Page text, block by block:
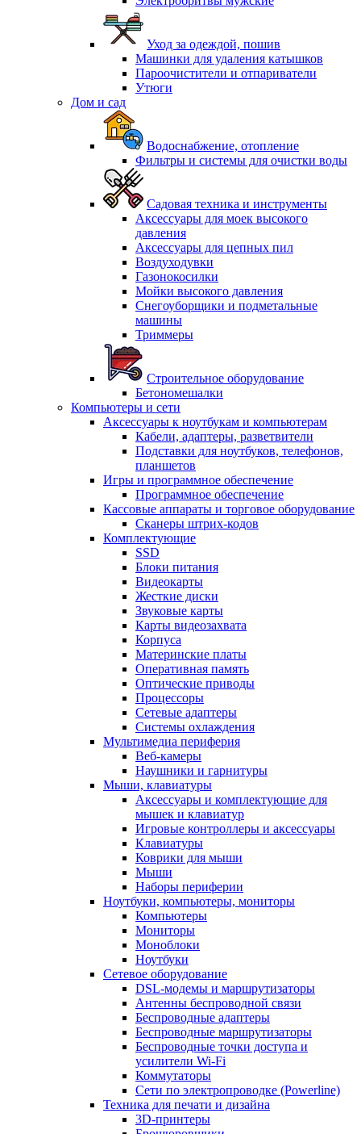
Уход за одеждой, пошив
Машинки для удаления катышков
Пароочистители и отпариватели
Утюги
Дом и сад
Водоснабжение, отопление
Фильтры и системы для очистки воды
Садовая техника и инструменты
Аксессуары для моек высокого
давления
Аксессуары для цепных пил
Воздуходувки
Газонокосилки
Мойки высокого давления
Снегоуборщики и подметальные
машины
Триммеры
Строительное оборудование
Бетономешалки
Компьютеры и сети
Аксессуары к ноутбукам и компьютерам
Кабели, адаптеры, разветвители
Подставки для ноутбуков, телефонов,
планшетов
Игры и программное обеспечение
Программное обеспечение
Кассовые аппараты и торговое оборудование
Сканеры штрих-кодов
Комплектующие
SSD
Блоки питания
Видеокарты
Жесткие диски
Звуковые карты
Карты видеозахвата
Корпуса
Материнские платы
Оперативная память
Оптические приводы
Процессоры
Сетевые адаптеры
Системы охлаждения
Мультимедиа периферия
Веб-камеры
Наушники и гарнитуры
Мыши, клавиатуры
Аксессуары и комплектующие для
мышек и клавиатур
Игровые контроллеры и аксессуары
Клавиатуры
Коврики для мыши
Мыши
Наборы периферии
Ноутбуки, компьютеры, мониторы
Компьютеры
Мониторы
Моноблоки
Ноутбуки
Сетевое оборудование
DSL-модемы и маршрутизаторы
Антенны беспроводной связи
Беспроводные адаптеры
Беспроводные маршрутизаторы
Беспроводные точки доступа и
усилители Wi-Fi
Коммутаторы
Сети по электропроводке (Powerline)
Техника для печати и дизайна
3D-принтеры